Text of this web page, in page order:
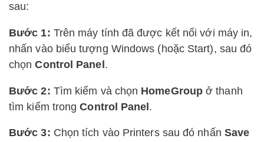
sau:
Bước 1: Trên máy tính đã được kết nối với máy in,
nhấn vào biểu tượng Windows (hoặc Start), sau đó
chọnControl Panel.
Bước 2: Tìm kiếm và chọn HomeGroup ở thanh
tìm kiếm trongControl Panel.
Bước 3: Chọn tích vào Printers sau đó nhấn Save